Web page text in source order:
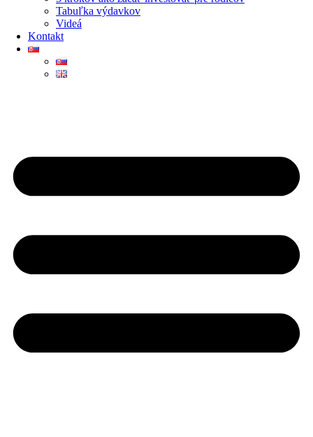
Tabuľka výdavkov
Videá
Kontakt